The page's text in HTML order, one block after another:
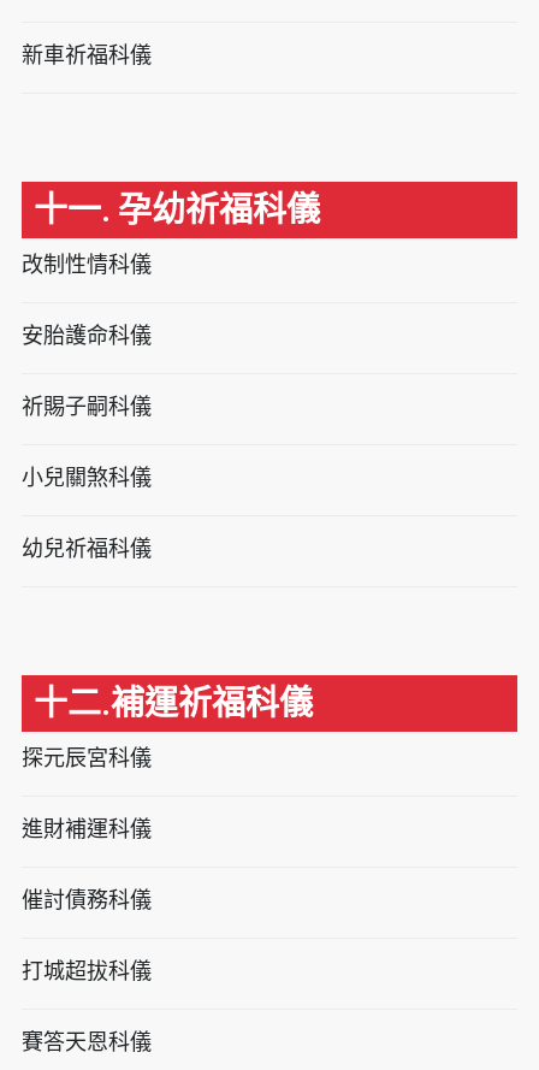
新車祈福科儀
十一. 孕幼祈福科儀
改制性情科儀
安胎護命科儀
祈賜子嗣科儀
小兒關煞科儀
幼兒祈福科儀
十二.補運祈福科儀
探元辰宮科儀
進財補運科儀
催討債務科儀
打城超拔科儀
賽答天恩科儀